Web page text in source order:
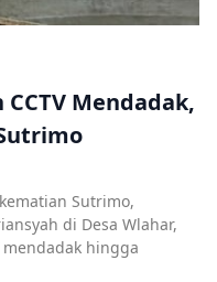
Mendadak,
Sutrimo,
di Desa Wlahar,
mendadak hingga